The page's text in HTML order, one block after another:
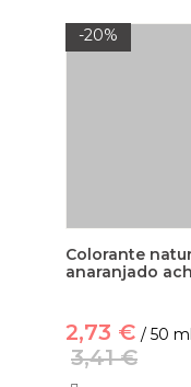
-20%
Colorante
anaranjado
2,73 € / 50 ml
3,41 €